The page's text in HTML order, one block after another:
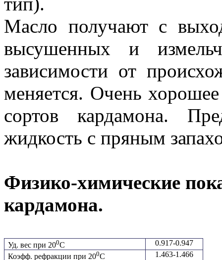
Масло получают с
высушенных и
зависимости от
меняется. Очень
сортов кардамона.
жидкость с пряным
Физико-химические
кардамона.
Уд. вес при 200С
0.917-0.947
Коэфф. рефракции при 200С
1.463-1.466